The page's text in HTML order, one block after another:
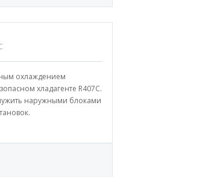
охлаждением
хладагенте R407С.
наружными блоками